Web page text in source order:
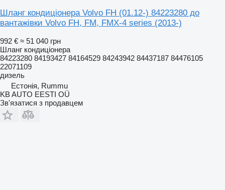
Шланг кондиціонера Volvo FH (01.12-) 84223280 до
вантажівки Volvo FH, FM, FMX-4 series (2013-)
992 € ≈ 51 040 грн
Шланг кондиціонера
84223280 84193427 84164529 84243942 84437187 84476105
22071109
дизель
Естонія, Rummu
KB AUTO EESTI OÜ
Зв'язатися з продавцем